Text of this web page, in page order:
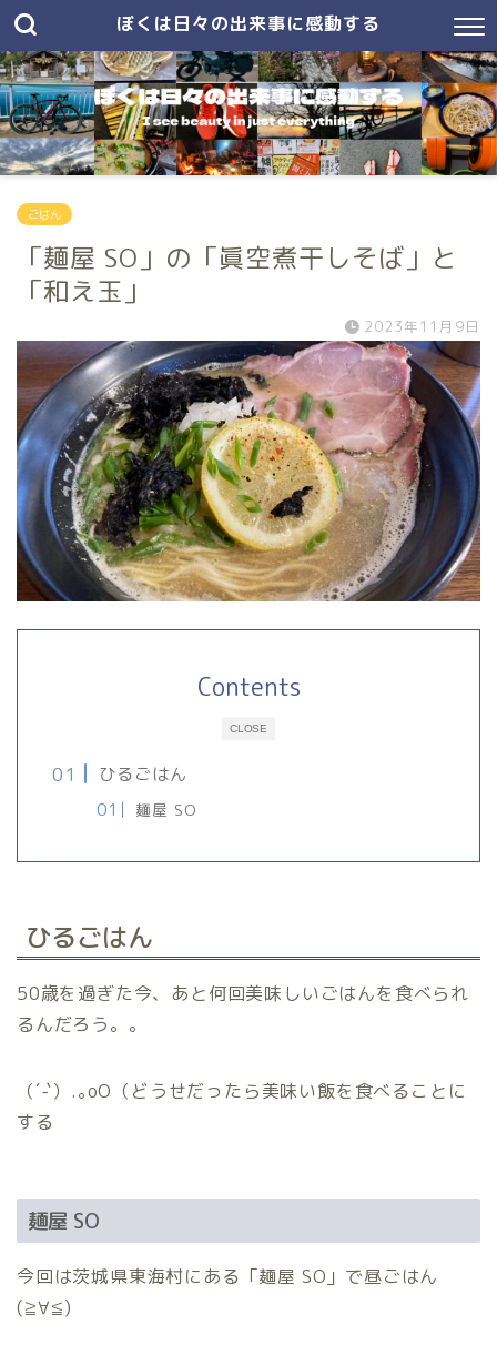
ぼくは日々の出来事に感動する
ごはん
「麺屋 SO」の「眞空煮干しそば」と
「和え玉」
2023年11月9日
CLOSE
Contents
ひるごはん
麺屋 SO
ひるごはん
50歳を過ぎた今、あと何回美味しいごはんを食べられ
るんだろう。。
（´-`）.｡oO（どうせだったら美味い飯を食べることに
する
麺屋 SO
今回は茨城県東海村にある「麺屋 SO」で昼ごはん
(≧∀≦)